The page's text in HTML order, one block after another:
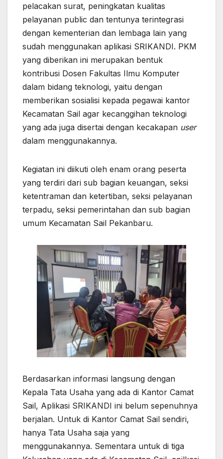
pelacakan surat, peningkatan kualitas
pelayanan public dan tentunya terintegrasi
dengan kementerian dan lembaga lain yang
sudah menggunakan aplikasi SRIKANDI. PKM
yang diberikan ini merupakan bentuk
kontribusi Dosen Fakultas Ilmu Komputer
dalam bidang teknologi, yaitu dengan
memberikan sosialisi kepada pegawai kantor
Kecamatan Sail agar kecanggihan teknologi
yang ada juga disertai dengan kecakapan user
dalam menggunakannya.
Kegiatan ini diikuti oleh enam orang peserta
yang terdiri dari sub bagian keuangan, seksi
ketentraman dan ketertiban, seksi pelayanan
terpadu, seksi pemerintahan dan sub bagian
umum Kecamatan Sail Pekanbaru.
Berdasarkan informasi langsung dengan
Kepala Tata Usaha yang ada di Kantor Camat
Sail, Aplikasi SRIKANDI ini belum sepenuhnya
berjalan. Untuk di Kantor Camat Sail sendiri,
hanya Tata Usaha saja yang
menggunakannya. Sementara untuk di tiga